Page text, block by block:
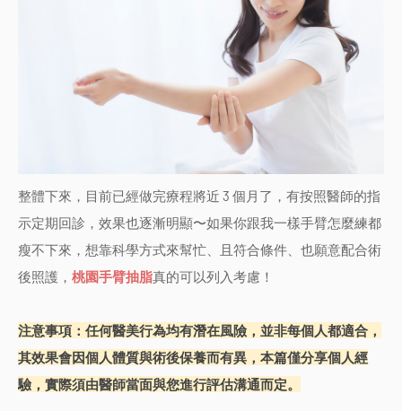
整體下來，目前已經做完療程將近 3 個月了，有按照醫師的指
示定期回診，效果也逐漸明顯〜如果你跟我一樣手臂怎麼練都
瘦不下來，想靠科學方式來幫忙、且符合條件、也願意配合術
後照護， 桃園手臂抽脂真的可以列入考慮！
注意事項：任何醫美行為均有潛在風險，並非每個人都適合，
其效果會因個人體質與術後保養而有異，本篇僅分享個人經
驗，實際須由醫師當面與您進行評估溝通而定。